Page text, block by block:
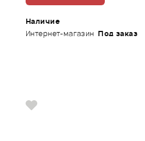
Наличие
Интернет-магазин Под заказ